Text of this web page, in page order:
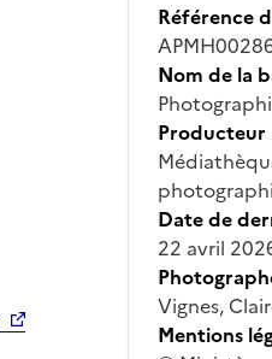
Référence
Nom de la
Producteur
Date de
22 avril
Vignes,
Mentions